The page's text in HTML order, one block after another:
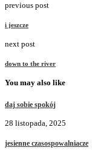
previous post
i jeszcze
next post
down to the river
You may also like
daj sobie spokój
28 listopada, 2025
jesienne czasospowalniacze